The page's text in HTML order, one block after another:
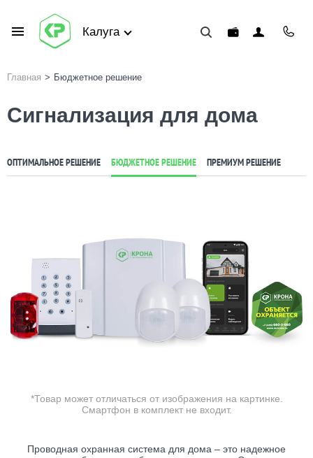
Калуга
Главная > Бюджетное решение
Сигнализация для дома
ОПТИМАЛЬНОЕ РЕШЕНИЕ БЮДЖЕТНОЕ РЕШЕНИЕ ПРЕМИУМ РЕШЕНИЕ
*Товар может отличаться от изображения на картинке.
Смартфон в комплект не входит.
Проводная охранная система для дома – это надежное